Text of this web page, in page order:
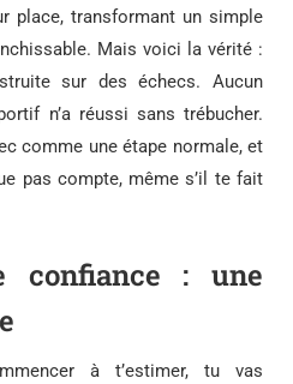
place, transformant un simple
Mais voici la vérité :
sur des échecs. Aucun
n’a réussi sans trébucher.
comme une étape normale, et
pas compte, même s’il te fait
confiance : une
à t’estimer, tu vas